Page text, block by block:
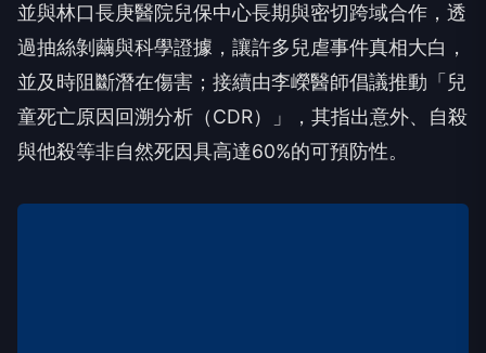
並與林口長庚醫院兒保中心長期與密切跨域合作，透
過抽絲剝繭與科學證據，讓許多兒虐事件真相大白，
並及時阻斷潛在傷害；接續由李嶸醫師倡議推動「兒
童死亡原因回溯分析（CDR）」，其指出意外、自殺
與他殺等非自然死因具高達60%的可預防性。